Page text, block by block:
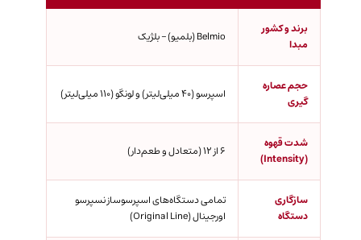
برند و کشور
مبدا
Belmio (بلمیو) – بلژیک
حجم عصاره
گیری
اسپرسو (۴۰ میلی‌لیتر) و لونگو (۱۱۰ میلی‌لیتر)
شدت قهوه
(Intensity)
۶ از ۱۲ (متعادل و طعم‌دار)
سازگاری
دستگاه
تمامی دستگاه‌های اسپرسوساز نسپرسو
اورجینال (Original Line)